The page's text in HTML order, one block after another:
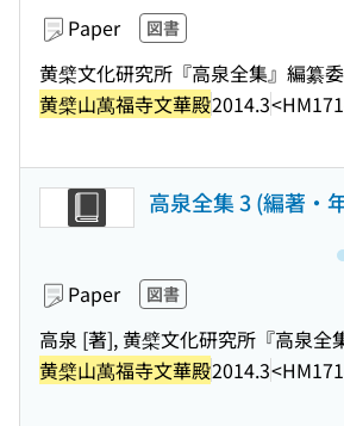
Paper 図書
黄檗文化研究所『高泉全集』編纂
黄檗山萬福寺文華殿2014.3
高泉全集 3 (編著・
Paper 図書
高泉 [著], 黄檗文化研究所『高泉全
黄檗山萬福寺文華殿2014.3